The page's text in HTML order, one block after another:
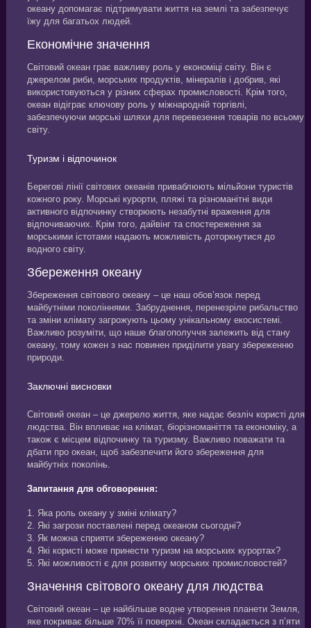
океану допомагає підтримувати життя на землі та забезпечує
їжу для багатьох людей.
Економічне значення
Світовий океан грає важливу роль у економіці світу. Він є
джерелом риби, морських продуктів, мінералів і добрив, які
використовуються у різних сферах промисловості. Крім того,
океан відіграє ключову роль у міжнародній торгівлі,
забезпечуючи морські шляхи для перевезення товарів по всьому
світу.
Туризм і відпочинок
Берегові лінії світових океанів приваблюють мільйони туристів
кожного року. Морські курорти, пляжі та різноманітні види
активного відпочинку створюють незабутні враження для
відпочиваючих. Крім того, дайвінг та спостереження за
морськими істотами надають можливість доторкнутися до
водного світу.
Збереження океану
Збереження світового океану – це наш обов’язок перед
майбутніми поколіннями. Забруднення, перенезріле рибальство
та зміни клімату загрожують цьому унікальному екосистемі.
Важливо розуміти, що наше благополуччя залежить від стану
океану, тому кожен з нас повинен приділити увагу збереженню
природи.
Заключні висновки
Світовий океан – це джерело життя, яке надає безліч користі для
людства. Він впливає на клімат, біорізноманіття та економіку, а
також є місцем відпочинку та туризму. Важливо поважати та
дбати про океан, щоб забезпечити його збереження для
майбутніх поколінь.
Запитання для обговорення:
1. Яка роль океану у зміні клімату?
2. Які загрози поставлені перед океаном сьогодні?
3. Як можна сприяти збереженню океану?
4. Які користі може принести туризм на морських курортах?
5. Які можливості є для розвитку морських промисловостей?
Значення світового океану для людства
Світовий океан – це найбільше водне утворення планети Земля,
яке покриває більше 70% її поверхні. Океан складається з п’яти